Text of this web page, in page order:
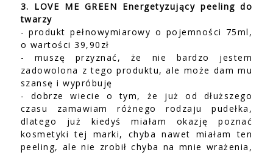
3. LOVE ME GREEN Energetyzujący peeling do
twarzy
- produkt pełnowymiarowy o pojemności 75ml,
o wartości 39,90zł
- muszę przyznać, że nie bardzo jestem
zadowolona z tego produktu, ale może dam mu
szansę i wypróbuję
- dobrze wiecie o tym, że już od dłuższego
czasu zamawiam różnego rodzaju pudełka,
dlatego już kiedyś miałam okazję poznać
kosmetyki tej marki, chyba nawet miałam ten
peeling, ale nie zrobił chyba na mnie wrażenia,